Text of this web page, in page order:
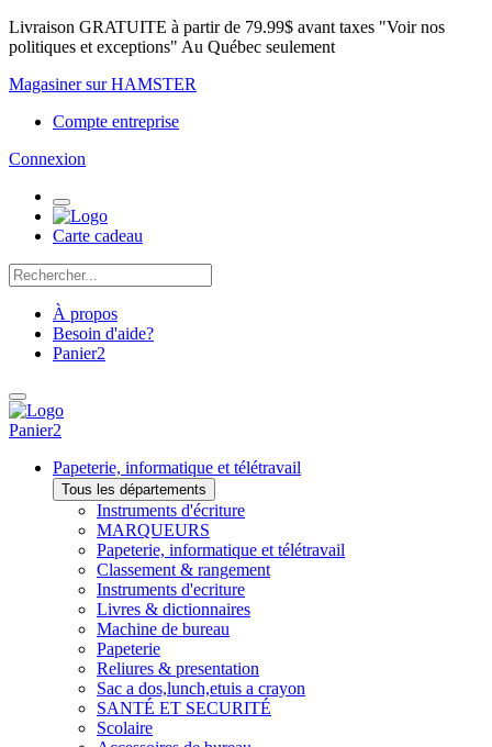
Livraison GRATUITE à partir de 79.99$ avant taxes "Voir nos
politiques et exceptions" Au Québec seulement
Magasiner sur HAMSTER
Compte entreprise
Connexion
Carte cadeau
À propos
Besoin d'aide?
Panier2
Panier2
Papeterie, informatique et télétravail
Tous les départements
Instruments d'écriture
MARQUEURS
Papeterie, informatique et télétravail
Classement & rangement
Instruments d'ecriture
Livres & dictionnaires
Machine de bureau
Papeterie
Reliures & presentation
Sac a dos,lunch,etuis a crayon
SANTÉ ET SECURITÉ
Scolaire